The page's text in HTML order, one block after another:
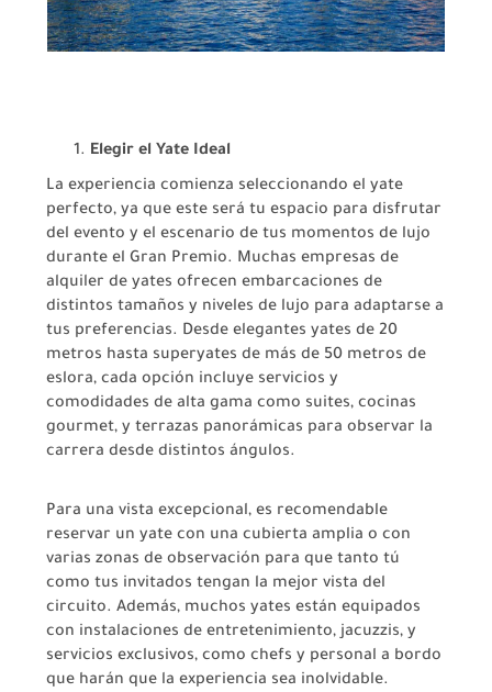
Elegir el Yate Ideal
La experiencia comienza seleccionando el yate
perfecto, ya que este será tu espacio para disfrutar
del evento y el escenario de tus momentos de lujo
durante el Gran Premio. Muchas empresas de
alquiler de yates ofrecen embarcaciones de
distintos tamaños y niveles de lujo para adaptarse a
tus preferencias. Desde elegantes yates de 20
metros hasta superyates de más de 50 metros de
eslora, cada opción incluye servicios y
comodidades de alta gama como suites, cocinas
gourmet, y terrazas panorámicas para observar la
carrera desde distintos ángulos.
Para una vista excepcional, es recomendable
reservar un yate con una cubierta amplia o con
varias zonas de observación para que tanto tú
como tus invitados tengan la mejor vista del
circuito. Además, muchos yates están equipados
con instalaciones de entretenimiento, jacuzzis, y
servicios exclusivos, como chefs y personal a bordo
que harán que la experiencia sea inolvidable.